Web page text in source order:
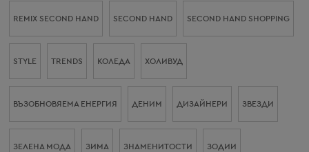
REMIX SECOND HAND SECOND HAND SECOND HAND SHOPPING
STYLE TRENDS КОЛЕДА ХОЛИВУД
ВЪЗОБНОВЯЕМА ЕНЕРГИЯ ДЕНИМ ДИЗАЙНЕРИ ЗВЕЗДИ
ЗЕЛЕНА МОДА ЗИМА ЗНАМЕНИТОСТИ ЗОДИИ